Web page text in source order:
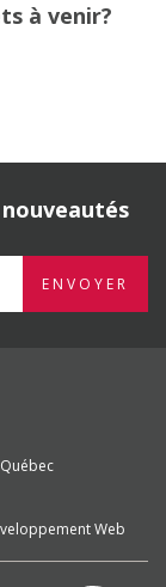
à venir?
ENVOYER
Web